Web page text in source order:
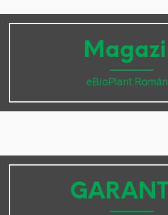
eBioPlant